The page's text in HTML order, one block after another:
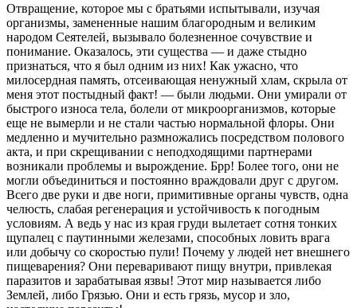
Отвращение, которое мы с братьями испытывали, изучая
организмы, замененные нашим благородным и великим
народом Сеятелей, вызывало болезненное сочувствие и
понимание. Оказалось, эти существа — и даже стыдно
признаться, что я был одним из них! Как ужасно, что
милосердная память, отсеивающая ненужный хлам, скрыла от
меня этот постыдный факт! — были людьми. Они умирали от
быстрого износа тела, болели от микроорганизмов, которые
еще не вымерли и не стали частью нормальной флоры. Они
медленно и мучительно размножались посредством полового
акта, и при скрещивании с неподходящими партнерами
возникали проблемы и вырождение. Брр! Более того, они не
могли объединиться и постоянно враждовали друг с другом.
Всего две руки и две ноги, примитивные органы чувств, одна
челюсть, слабая регенерация и устойчивость к погодным
условиям. А ведь у нас из края груди вылетает сотня тонких
щупалец с паутинными железами, способных ловить врага
или добычу со скоростью пули! Почему у людей нет внешнего
пищеварения? Они переваривают пищу внутри, привлекая
паразитов и зарабатывая язвы! Этот мир называется либо
Землей, либо Грязью. Они и есть грязь, мусор и зло,